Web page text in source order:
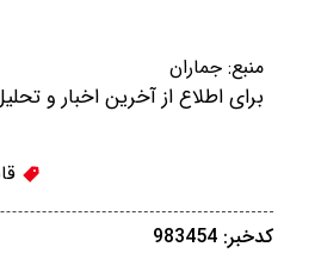
منبع: جماران
برای اطلاع از آخرین اخبار و
کدخبر: 983454